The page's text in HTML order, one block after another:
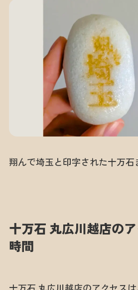
翔んで埼玉と印字された十万石
十万石 丸広川越店の
時間